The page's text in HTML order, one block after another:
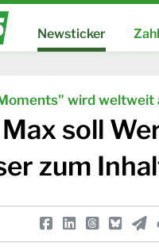
Newsticker
wird weltweit
Max soll
zum